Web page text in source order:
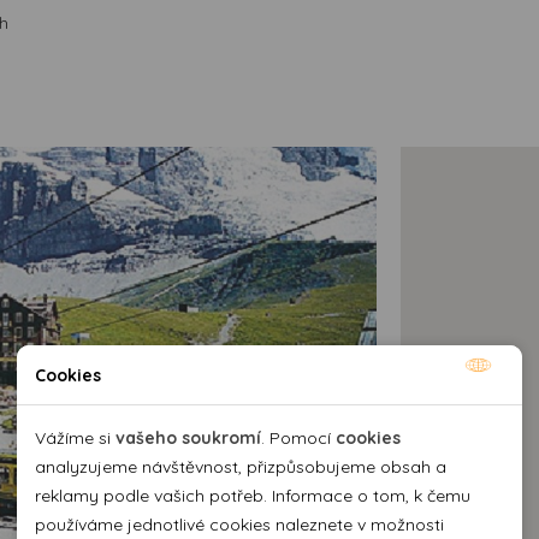
Cookies
Vážíme si vašeho soukromí. Pomocí cookies
analyzujeme návštěvnost, přizpůsobujeme obsah a
reklamy podle vašich potřeb. Informace o tom, k čemu
používáme jednotlivé cookies naleznete v možnosti
Nutné cookies pomáhají, aby byla webová stránka
použitelná tak, že umožní základní funkce jako navigace
stránky a přístup k zabezpečeným sekcím webové stránky.
Webová stránka nemůže správně fungovat bez těchto